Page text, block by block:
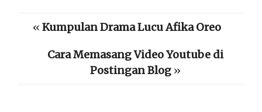
« Kumpulan Drama Lucu Afika Oreo
Cara Memasang Video Youtube di
Postingan Blog »